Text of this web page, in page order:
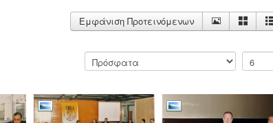
Εμφάνιση Προτεινόμενων